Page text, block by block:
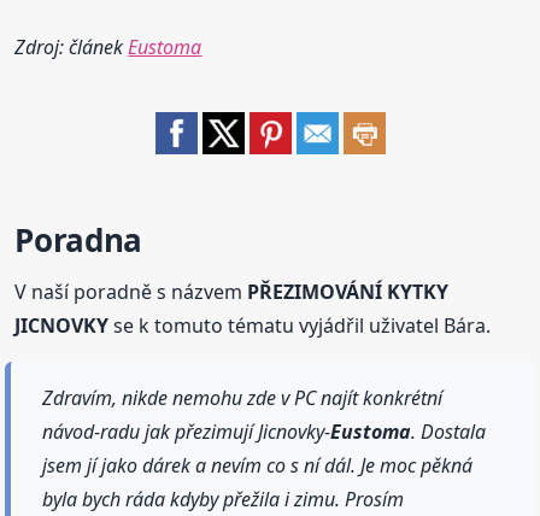
Zdroj: článekEustoma
Poradna
V naší poradně s názvem PŘEZIMOVÁNÍ KYTKY
JICNOVKYse k tomuto tématu vyjádřil uživatel Bára.
Zdravím, nikde nemohu zde v PC najít konkrétní
návod-radu jak přezimují Jicnovky-Eustoma. Dostala
jsem jí jako dárek a nevím co s ní dál. Je moc pěkná
byla bych ráda kdyby přežila i zimu. Prosím